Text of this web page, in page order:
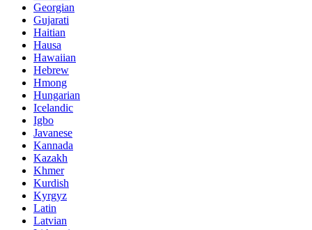
Georgian
Gujarati
Haitian
Hausa
Hawaiian
Hebrew
Hmong
Hungarian
Icelandic
Igbo
Javanese
Kannada
Kazakh
Khmer
Kurdish
Kyrgyz
Latin
Latvian